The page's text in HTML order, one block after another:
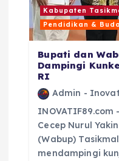
Kabupaten
Pendidikan &
Bupati dan
Dampingi
RI
Admin -
Cecep Nurul
(Wabup)
mendampingi